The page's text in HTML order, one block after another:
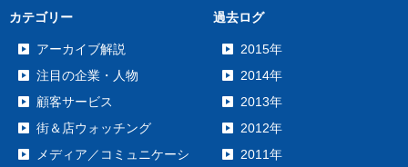
カテゴリー
アーカイブ解説
注目の企業・人物
顧客サービス
街＆店ウォッチング
メディア／コミュニケーシ
過去ログ
2015年
2014年
2013年
2012年
2011年